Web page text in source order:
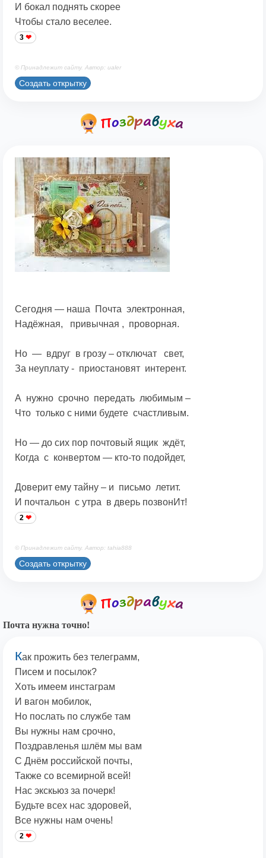
И бокал поднять скорее
Чтобы стало веселее.
3
© Принадлежит сайту. Автор: ualer
Создать открытку
Сегодня — наша Почта электронная,
Надёжная, привычная , проворная.
Но — вдруг в грозу – отключат свет,
За неуплату - приостановят интерент.
А нужно срочно передать любимым –
Что только с ними будете счастливым.
Но — до сих пор почтовый ящик ждёт,
Когда с конвертом — кто-то подойдет,
Доверит ему тайну – и письмо летит.
И почтальон с утра в дверь позвонИт!
2
© Принадлежит сайту. Автор: tahia888
Создать открытку
Почта нужна точно!
Как прожить без телеграмм,
Писем и посылок?
Хоть имеем инстаграм
И вагон мобилок,
Но послать по службе там
Вы нужны нам срочно,
Поздравленья шлём мы вам
С Днём российской почты,
Также со всемирной всей!
Нас экскьюз за почерк!
Будьте всех нас здоровей,
Все нужны нам очень!
2